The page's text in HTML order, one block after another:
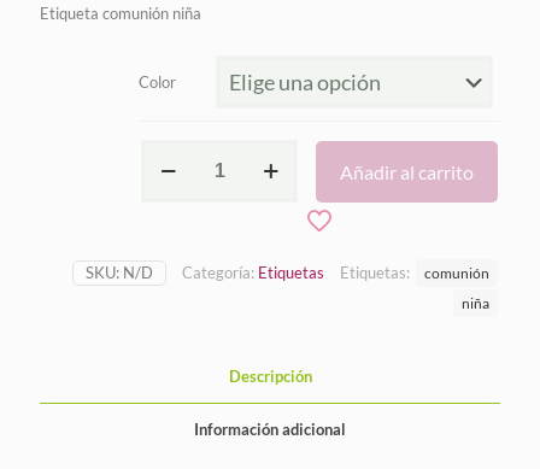
Etiqueta comunión niña
Color
comunión
Añadir al carrito
SKU: N/D Categoría: Etiquetas Etiquetas:
comunión
niña
Descripción
Información adicional